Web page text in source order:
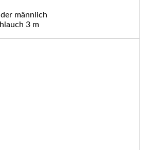
männlich
3 m